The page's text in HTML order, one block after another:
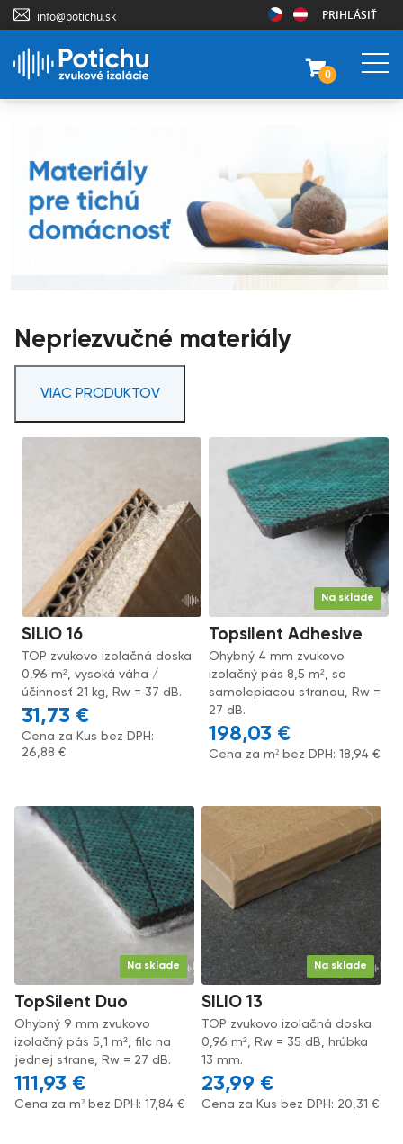
info@potichu.sk PRIHLÁSIŤ
0
Nepriezvučné materiály
VIAC PRODUKTOV
SILIO 16
TOP zvukovo izolačná doska
0,96 m², vysoká váha /
účinnosť 21 kg, Rw = 37 dB.
31,73 €
Cena za Kus bez DPH:
26,88€
Na sklade
Topsilent Adhesive
Ohybný 4 mm zvukovo
izolačný pás 8,5 m², so
samolepiacou stranou, Rw =
27 dB.
198,03 €
Cena za m² bez DPH:18,94€
Na sklade
TopSilent Duo
Ohybný 9 mm zvukovo
izolačný pás 5,1 m², filc na
jednej strane, Rw = 27 dB.
111,93 €
Cena za m² bez DPH: 17,84 €
Na sklade
SILIO 13
TOP zvukovo izolačná doska
0,96 m², Rw = 35 dB, hrúbka
13 mm.
23,99 €
Cena za Kus bez DPH: 20,31 €